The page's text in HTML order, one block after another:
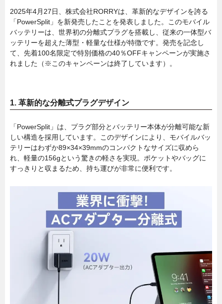
2025年4月27日、株式会社RORRYは、革新的なデザインを誇る
「PowerSplit」を新発売したことを発表しました。このモバイル
バッテリーは、世界初の分離式プラグを搭載し、従来の一体型バ
ッテリーを超えた薄型・軽量な仕様が特徴です。発売を記念し
て、先着100名限定で特別価格の40％OFFキャンペーンが実施さ
れました（※このキャンペーンは終了しています）。
1. 革新的な分離式プラグデザイン
「PowerSplit」は、プラグ部分とバッテリー本体が分離可能な新
しい構造を採用しています。このデザインにより、モバイルバッ
テリーはわずか89×34×39mmのコンパクトなサイズに収めら
れ、軽量の156gという驚きの軽さを実現。ポケットやバッグに
すっきりと収まるため、持ち運びが非常に便利です。